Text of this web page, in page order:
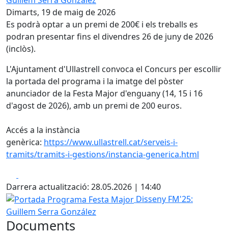
Dimarts, 19 de maig de 2026
Es podrà optar a un premi de 200€ i els treballs es
podran presentar fins el divendres 26 de juny de 2026
(inclòs).
L'Ajuntament d'Ullastrell convoca el Concurs per escollir
la portada del programa i la imatge del pòster
anunciador de la Festa Major d'enguany (14, 15 i 16
d'agost de 2026), amb un premi de 200 euros.
Accés a la instància
genèrica: https://www.ullastrell.cat/serveis-i-
tramits/tramits-i-gestions/instancia-generica.html
Darrera actualització: 28.05.2026 | 14:40
Portada Programa Festa Major
Disseny FM'25:
Guillem Serra González
Documents